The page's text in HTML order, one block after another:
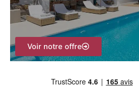
e
r
:
Voir notre offre